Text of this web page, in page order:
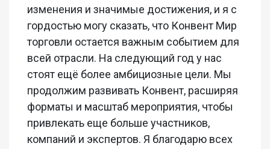
изменения и значимые достижения, и я с
гордостью могу сказать, что Конвент Мир
торговли остается важным событием для
всей отрасли. На следующий год у нас
стоят ещё более амбициозные цели. Мы
продолжим развивать Конвент, расширяя
форматы и масштаб мероприятия, чтобы
привлекать еще больше участников,
компаний и экспертов. Я благодарю всех